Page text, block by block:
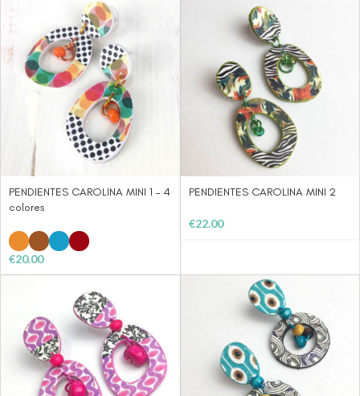
PENDIENTES CAROLINA MINI 1 – 4
colores
€20.00
PENDIENTES CAROLINA MINI 2
€22.00